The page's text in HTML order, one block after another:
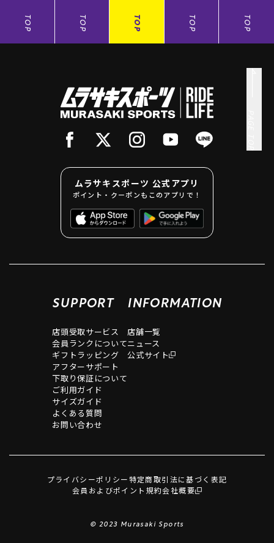
TOP TOP TOP TOP TOP
ムラサキスポーツ 公式アプリ
ポイント・クーポンもこのアプリで！
SUPPORT
店頭受取サービス
会員ランクについて
ギフトラッピング
アフターサポート
下取り保証について
ご利用ガイド
サイズガイド
よくある質問
お問い合わせ
INFORMATION
店舗一覧
ニュース
公式サイト
プライバシーポリシー特定商取引法に基づく表記
会員およびポイント規約会社概要
© 2023 Murasaki Sports